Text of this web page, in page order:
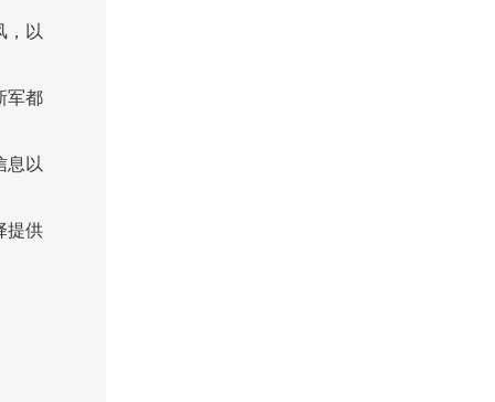
，以
军都
息以
提供